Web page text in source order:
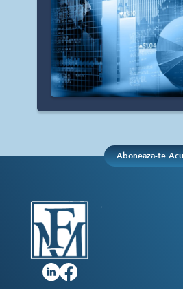
Aboneaza-te